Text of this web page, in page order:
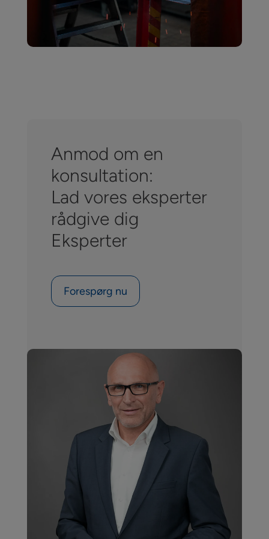
Anmod om en
konsultation:
Lad vores eksperter
rådgive dig
Eksperter
Forespørg nu